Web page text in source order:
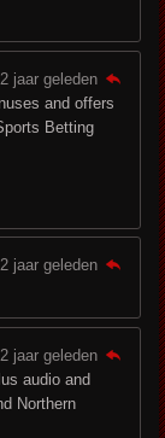
2 jaar geleden
and offers
Betting
2 jaar geleden
2 jaar geleden
audio and
Northern